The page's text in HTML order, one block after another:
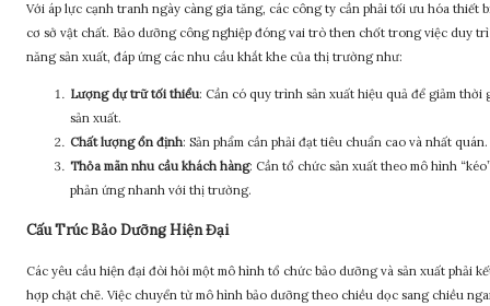
Với áp lực cạnh tranh ngày càng gia tăng, các công ty cần phải tối ưu hóa thiết
cơ sở vật chất. Bảo dưỡng công nghiệp đóng vai trò then chốt trong việc duy
năng sản xuất, đáp ứng các nhu cầu khắt khe của thị trường như:
Lượng dự trữ tối thiểu: Cần có quy trình sản xuất hiệu quả để giảm thời
sản xuất.
Chất lượng ổn định: Sản phẩm cần phải đạt tiêu chuẩn cao và nhất quán.
Thỏa mãn nhu cầu khách hàng: Cần tổ chức sản xuất theo mô hình
phản ứng nhanh với thị trường.
Cấu Trúc Bảo Dưỡng Hiện Đại
Các yêu cầu hiện đại đòi hỏi một mô hình tổ chức bảo dưỡng và sản xuất phải
hợp chặt chẽ. Việc chuyển từ mô hình bảo dưỡng theo chiều dọc sang chiều